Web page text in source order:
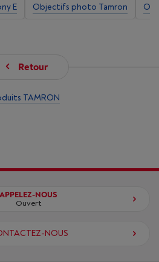
E Objectifs photo Tamron
Retour
TAMRON
APPELEZ-NOUS
Ouvert
NOUS